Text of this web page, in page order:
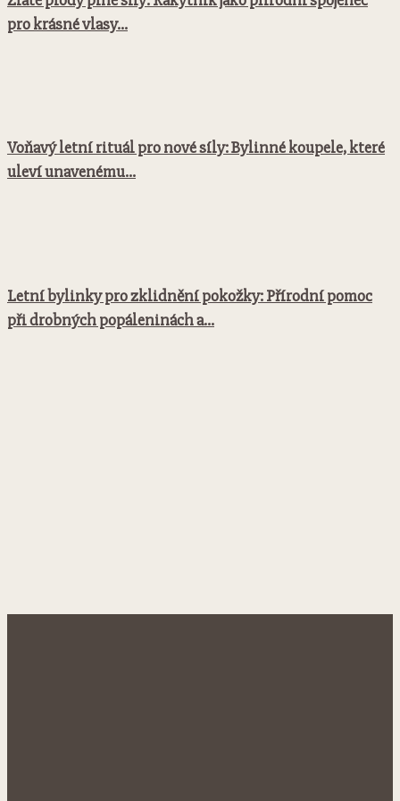
pro krásné vlasy...
Voňavý letní rituál pro nové síly: Bylinné koupele, které
uleví unavenému...
Letní bylinky pro zklidnění pokožky: Přírodní pomoc
při drobných popáleninách a...